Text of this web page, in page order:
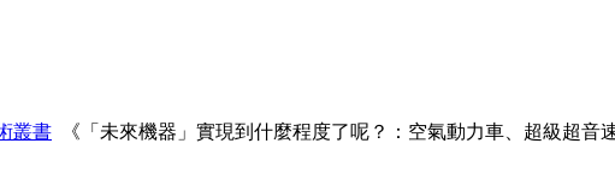
叢書
《「未來機器」實現到什麼程度了呢？：空氣動力車、超級超音